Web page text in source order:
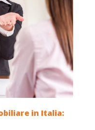
in Italia: